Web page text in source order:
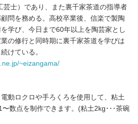
士）であり、また裏千家茶道の指導者
問を務める。高校卒業後、信楽で製陶
学び、今日まで60年以上を陶芸家とし
の修行と同時期に裏千家茶道を学びは
けている。
~eizangama/
動ロクロや手ろくろを使用して、粘土
数点を制作できます。(粘土2kg･･･茶碗